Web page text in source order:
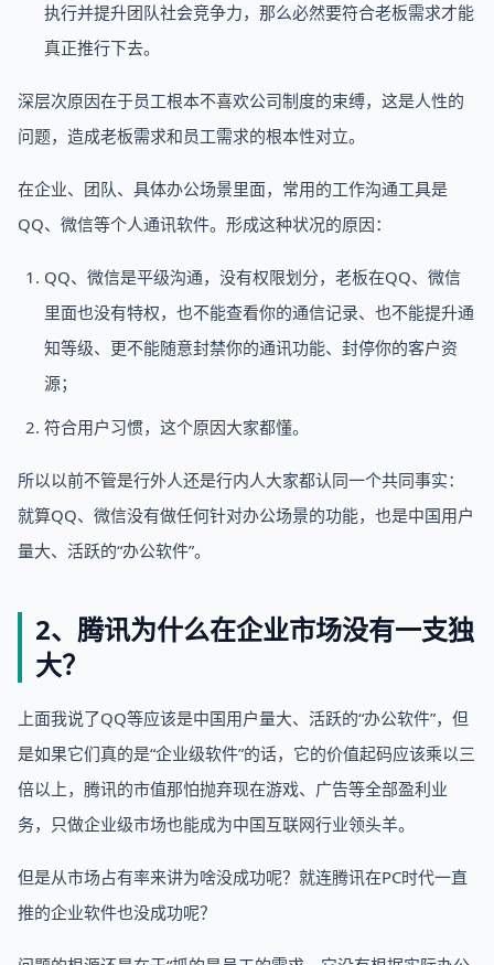
执行并提升团队社会竞争力，那么必然要符合老板需求才能
真正推行下去。
深层次原因在于员工根本不喜欢公司制度的束缚，这是人性的
问题，造成老板需求和员工需求的根本性对立。
在企业、团队、具体办公场景里面，常用的工作沟通工具是
QQ、微信等个人通讯软件。形成这种状况的原因：
QQ、微信是平级沟通，没有权限划分，老板在QQ、微信
里面也没有特权，也不能查看你的通信记录、也不能提升通
知等级、更不能随意封禁你的通讯功能、封停你的客户资
源；
符合用户习惯，这个原因大家都懂。
所以以前不管是行外人还是行内人大家都认同一个共同事实：
就算QQ、微信没有做任何针对办公场景的功能，也是中国用户
量大、活跃的“办公软件”。
2、腾讯为什么在企业市场没有一支独
大？
上面我说了QQ等应该是中国用户量大、活跃的“办公软件”，但
是如果它们真的是“企业级软件”的话，它的价值起码应该乘以三
倍以上，腾讯的市值那怕抛弃现在游戏、广告等全部盈利业
务，只做企业级市场也能成为中国互联网行业领头羊。
但是从市场占有率来讲为啥没成功呢？就连腾讯在PC时代一直
推的企业软件也没成功呢？